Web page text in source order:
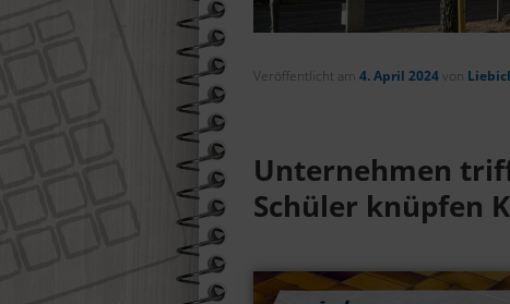
Unternehmen
Schüler knüpfen
Veröffentlicht am 4. April 2024von